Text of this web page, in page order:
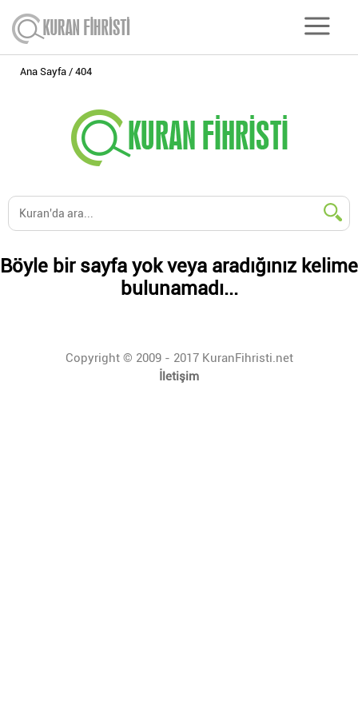
Ana Sayfa 404
Böyle bir sayfa yok veya aradığınız kelime
bulunamadı...
Copyright © 2009 - 2017 KuranFihristi.net
İletişim